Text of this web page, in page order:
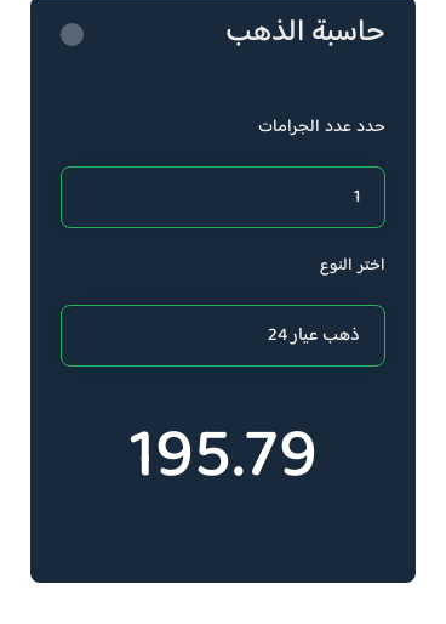
حاسبة الذهب
حدد عدد الجرامات
اختر النوع
195.79